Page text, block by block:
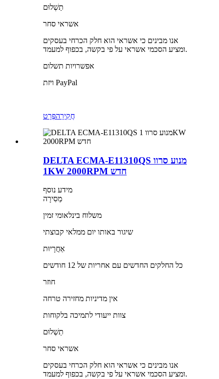
תַשְׁלוּם
אשראי סחר
אנו מבינים כי אשראי הוא חלק הכרחי בעסקים
ומציע הסכמי אשראי על פי בקשה, בכפוף למעמד.
אפשרויות תשלום
ויזת PayPal
חֲקִירָהפְּרָט
DELTA ECMA-E11310QS מנוע סרוו
1KW 2000RPM חדש
מידע נוסף
מְסִירָה
משלוח בינלאומי זמין
שיגור באותו יום ממלאי קבוצתי
אַחֲרָיוּת
כל החלקים החדשים עם אחריות של 12 חודשים
חוזר
אין מדיניות מחזירה טרחה
צוות ייעודי לתמיכה בלקוחות
תַשְׁלוּם
אשראי סחר
אנו מבינים כי אשראי הוא חלק הכרחי בעסקים
ומציע הסכמי אשראי על פי בקשה, בכפוף למעמד.